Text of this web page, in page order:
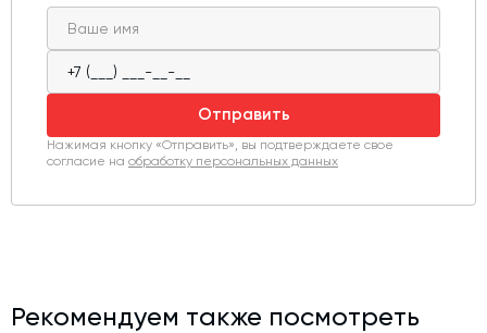
Отправить
Нажимая кнопку «Отправить», вы подтверждаете свое
согласие на обработку персональных данных
Рекомендуем также посмотреть